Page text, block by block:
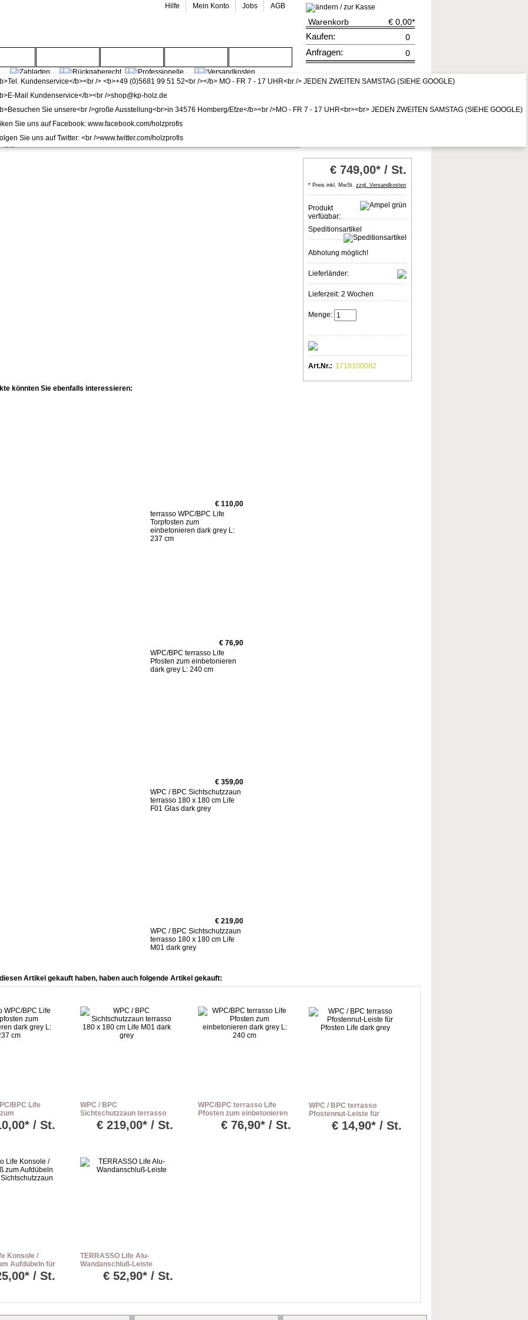
Hilfe Mein Konto Jobs AGB
Warenkorb € 0,00*
Kaufen: 0
Anfragen: 0
zur Kasse
/ BPC Tor für Sichtschutzzaun 100 x 180 cm Life dark grey
€ 749,00* / St.
* Preis inkl. MwSt. zzgl. Versandkosten
Produkt
verfügbar:
Speditionsartikel
Abholung möglich!
Lieferländer:
Lieferzeit: 2 Wochen
Menge:
Art.Nr.: 1718100082
könnten Sie ebenfalls interessieren:
€ 110,00
terrasso WPC/BPC Life
Torpfosten zum
einbetonieren dark grey L:
237 cm
€ 76,90
WPC/BPC terrasso Life
Pfosten zum einbetonieren
dark grey L: 240 cm
€ 359,00
WPC / BPC Sichtschutzzaun
terrasso 180 x 180 cm Life
F01 Glas dark grey
€ 219,00
WPC / BPC Sichtschutzzaun
terrasso 180 x 180 cm Life
M01 dark grey
Artikel gekauft haben, haben auch folgende Artikel gekauft:
BPC Life
dark grey L:
/ St.
WPC / BPC
Sichtschutzzaun terrasso
180 x 180 cm Life M01 dark
€ 219,00* / St.
WPC/BPC terrasso Life
Pfosten zum einbetonieren
dark grey L: 240 cm
€ 76,90* / St.
WPC / BPC terrasso
Pfostennut-Leiste für
Pfosten Life dark grey
€ 14,90* / St.
Konsole /
Aufdübeln für
/ St.
TERRASSO Life Alu-
Wandanschluß-Leiste
€ 52,90* / St.